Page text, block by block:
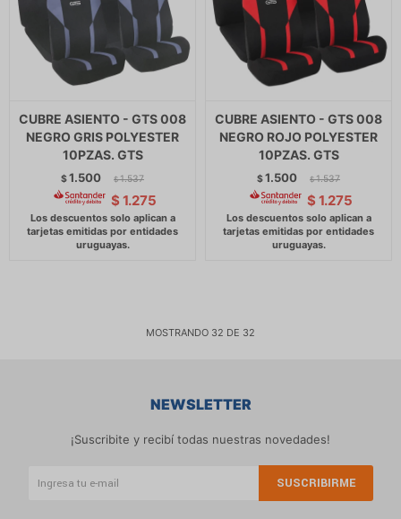
CUBRE ASIENTO - GTS 008
NEGRO GRIS POLYESTER
10PZAS. GTS
$1.500 $ 1.537
$ 1.275
CUBRE ASIENTO - GTS 008
NEGRO ROJO POLYESTER
10PZAS. GTS
$1.500 $ 1.537
$ 1.275
MOSTRANDO 32 DE 32
NEWSLETTER
¡Suscribite y recibí todas nuestras novedades!
SUSCRIBIRME